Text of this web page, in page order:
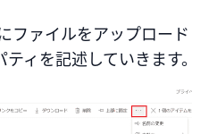
ファイルをアップロード
ィを記述していきます。